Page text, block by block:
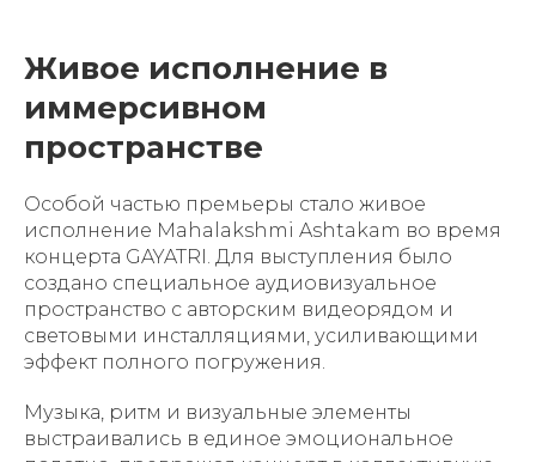
Живое исполнение в
иммерсивном
пространстве
Особой частью премьеры стало живое
исполнение Mahalakshmi Ashtakam во время
концерта GAYATRI. Для выступления было
создано специальное аудиовизуальное
пространство с авторским видеорядом и
световыми инсталляциями, усиливающими
эффект полного погружения.
Музыка, ритм и визуальные элементы
выстраивались в единое эмоциональное